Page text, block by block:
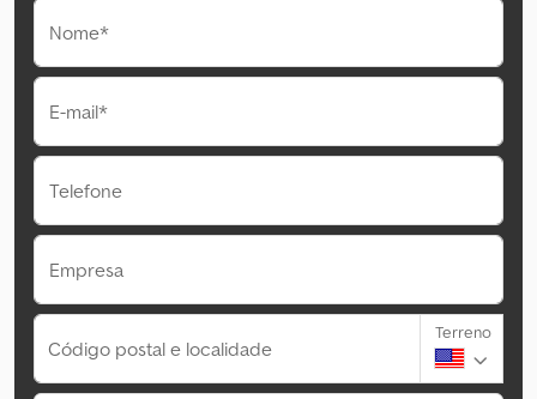
Nome*
E-mail*
Telefone
Empresa
Código postal e localidade
Terreno